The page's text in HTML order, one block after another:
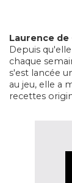
Laurence de
Depuis
chaque
s'est lancée
au jeu, elle a
recettes